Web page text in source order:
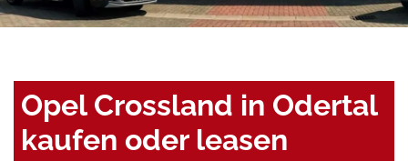
Opel Crossland in Odertal
kaufen oder leasen